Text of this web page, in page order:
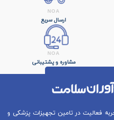
ارسال سریع
مشاوره و پشتیبانی
فعالیت در تامین تجهیزات پزشکی و